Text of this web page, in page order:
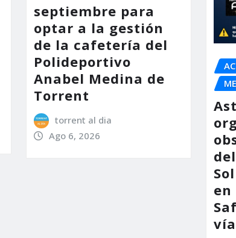
septiembre para
optar a la gestión
de la cafetería del
Polideportivo
Anabel Medina de
Torrent
torrent al dia
Ago 6, 2026